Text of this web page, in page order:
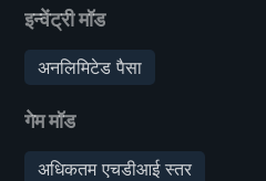
इन्वेंट्री मॉड
अनलिमिटेड पैसा
गेम मॉड
अधिकतम एचडीआई स्तर